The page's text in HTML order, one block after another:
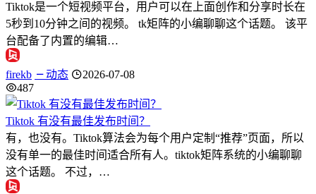
Tiktok是一个短视频平台，用户可以在上面创作和分享时长在
5秒到10分钟之间的视频。 tk矩阵的小编聊聊这个话题。 该平
台配备了内置的编辑…
firekb 动态
2026-07-08
487
Tiktok 有没有最佳发布时间？
有，也没有。Tiktok算法会为每个用户定制“推荐”页面，所以
没有单一的最佳时间适合所有人。tiktok矩阵系统的小编聊聊
这个话题。 不过，…